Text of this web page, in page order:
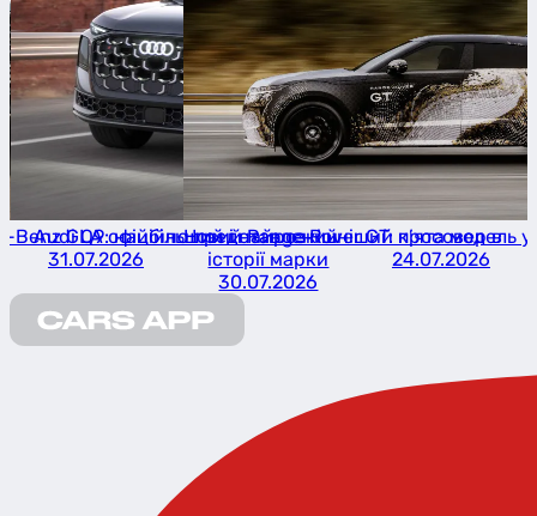
Benz GLA офіційно представлений
31.07.2026
Audi Q9: найбільший і найрозкішніший кросовер в
історії марки
30.07.2026
Новий Range Rover GT: п’ята модель
24.07.2026
Item
of